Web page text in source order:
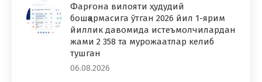
Фарғона вилояти ҳудудий
бошқармасига ўтган 2026 йил 1-ярим
йиллик давомида истеъмолчилардан
жами 2 358 та мурожаатлар келиб
тушган
06.08.2026